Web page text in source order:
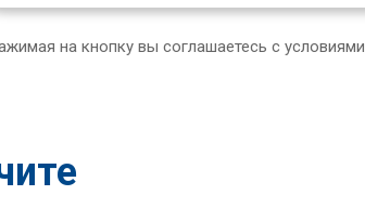
на кнопку вы соглашаетесь с условиями